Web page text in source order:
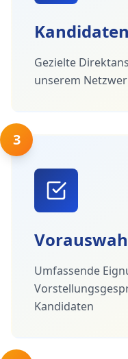
Gezielte
unserem
3
Umfassende
Kandidaten